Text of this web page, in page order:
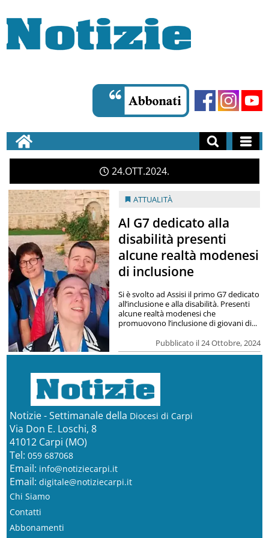
24 OTT2024
ATTUALITÀ
Al G7 dedicato alla
disabilità presenti
alcune realtà modenesi
di inclusione
Pubblicato il 24 Ottobre, 2024
Si è svolto ad Assisi il primo G7 dedicato
all’inclusione e alla disabilità. Presenti
alcune realtà modenesi che
promuovono l’inclusione di giovani di...
Notizie - Settimanale della Diocesi di Carpi
Via Don E. Loschi, 8
41012 Carpi (MO)
Tel: 059 687068
Email: info@notiziecarpi.it
Email: digitale@notiziecarpi.it
Chi Siamo
Contatti
Abbonamenti